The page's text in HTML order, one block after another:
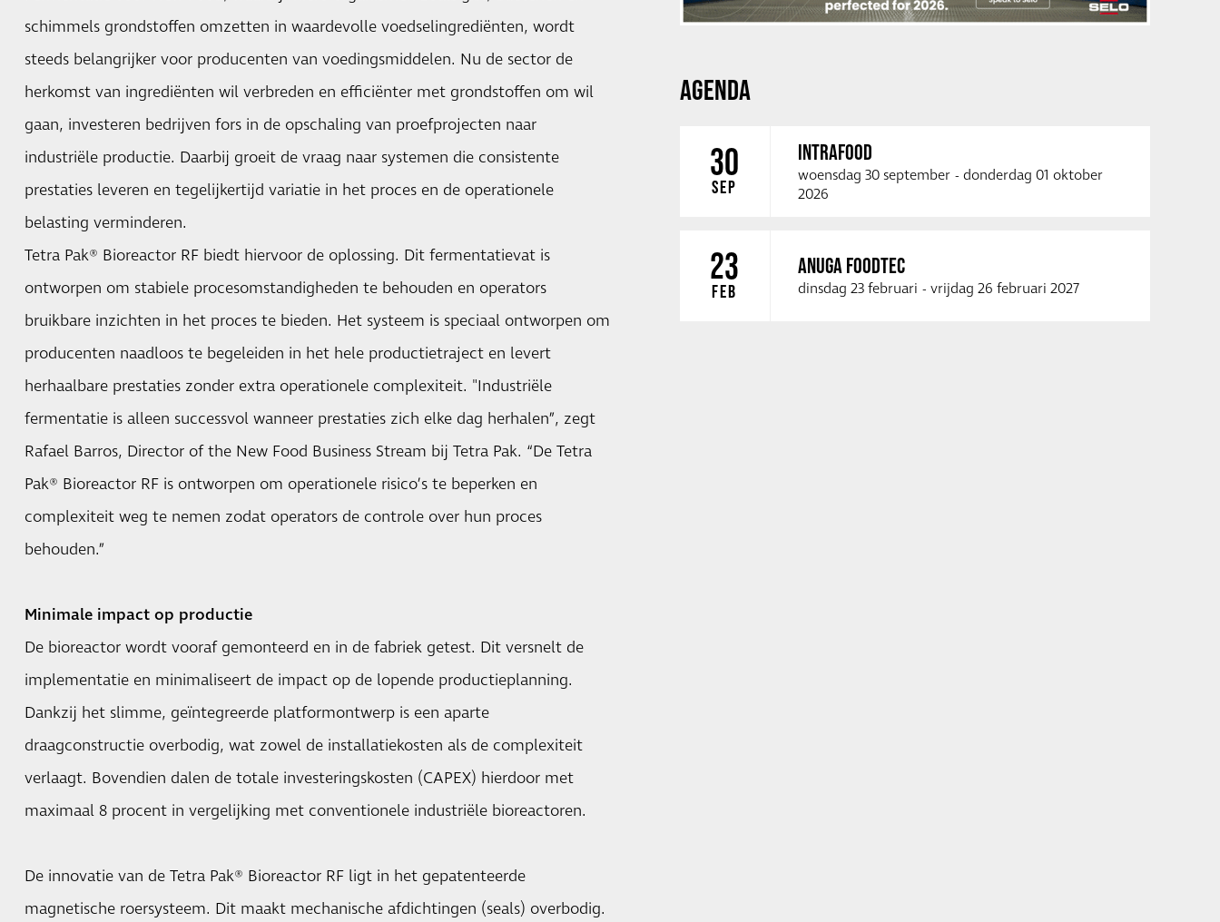
schimmels grondstoffen omzetten in waardevolle voedselingrediënten, wordt
steeds belangrijker voor producenten van voedingsmiddelen. Nu de sector de
herkomst van ingrediënten wil verbreden en efficiënter met grondstoffen om wil
gaan, investeren bedrijven fors in de opschaling van proefprojecten naar
industriële productie. Daarbij groeit de vraag naar systemen die consistente
prestaties leveren en tegelijkertijd variatie in het proces en de operationele
belasting verminderen.
Tetra Pak® Bioreactor RF biedt hiervoor de oplossing. Dit fermentatievat is
ontworpen om stabiele procesomstandigheden te behouden en operators
bruikbare inzichten in het proces te bieden. Het systeem is speciaal ontworpen om
producenten naadloos te begeleiden in het hele productietraject en levert
herhaalbare prestaties zonder extra operationele complexiteit. "Industriële
fermentatie is alleen successvol wanneer prestaties zich elke dag herhalen”, zegt
Rafael Barros, Director of the New Food Business Stream bij Tetra Pak. “De Tetra
Pak® Bioreactor RF is ontworpen om operationele risico’s te beperken en
complexiteit weg te nemen zodat operators de controle over hun proces
behouden.”
Minimale impact op productie
De bioreactor wordt vooraf gemonteerd en in de fabriek getest. Dit versnelt de
implementatie en minimaliseert de impact op de lopende productieplanning.
Dankzij het slimme, geïntegreerde platformontwerp is een aparte
draagconstructie overbodig, wat zowel de installatiekosten als de complexiteit
verlaagt. Bovendien dalen de totale investeringskosten (CAPEX) hierdoor met
maximaal 8 procent in vergelijking met conventionele industriële bioreactoren.
De innovatie van de Tetra Pak® Bioreactor RF ligt in het gepatenteerde
magnetische roersysteem. Dit maakt mechanische afdichtingen (seals) overbodig.
AGENDA
30
SEP
INTRAFOOD
woensdag 30 september - donderdag 01 oktober
2026
23
FEB
ANUGA FOODTEC
dinsdag 23 februari - vrijdag 26 februari 2027